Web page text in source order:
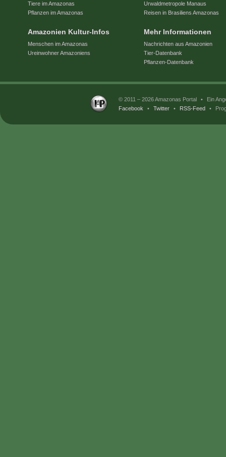
Tiere im Amazonas
Pflanzen im Amazonas
Amazonien Kultur-Infos
Menschen im Amazonas
Ureinwohner Amazoniens
Urwaldmetropole Manaus
Reisen in Brasiliens Amazonas
Mehr Informationen
Nachrichten aus Amazonien
Tier-Datenbank
Pflanzen-Datenbank
© 2011 – 2026 Amazonas Portal •
Ein
Facebook
• Twitter • RSS-Feed •